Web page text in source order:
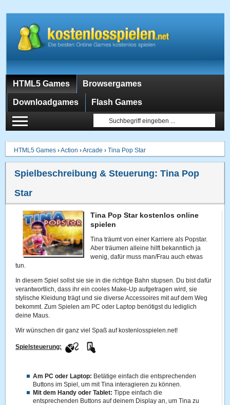
HTML5 Games Browsergames
Downloadgames Flash Games
HTML5 Games ›Action ›Arcade ›Tina Pop Star
Spielbeschreibung & Steuerung:Tina Pop
Star
Tina Pop Star kostenlos online
spielen
Tina träumt von einer Karriere als Popstar.
Aber träumen alleine hilft bekanntlich ja
wenig, dafür muss man/Frau auch etwas
tun.
In diesem Spiel sollst sie sie in die richtige Bahn stupsen. Du bist dafür
verantwortlich, dass ihr ein cooles Make-Up aufgetragen wird, sie
stylische Kleidung trägt und sie diverse Accessoires mit auf dem Weg
bekommt. Zum Spielen am PC oder Laptop benötigst du lediglich
deine Maus.
Wir wünschen dir ganz viel Spaß auf kostenlosspielen.net!
Spielsteuerung:
Am PC oder Laptop: Betätige einfach die entsprechenden
Buttons im Spiel, um mit Tina interagieren zu können.
Mit dem Handy oder Tablet:Tippe einfach die
entsprechenden Buttons auf deinem Display an, um Tina zu